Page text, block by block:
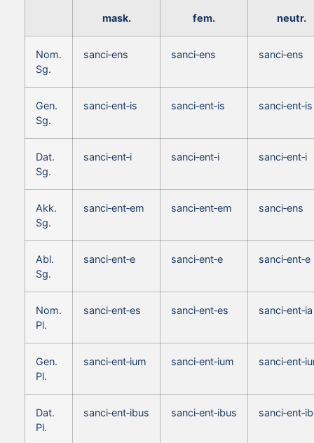
mask. fem. neutr.
Nom.
Sg.
sanci‑ens sanci‑ens sanci‑ens
Gen.
Sg.
sanci‑ent‑is sanci‑ent‑is sanci‑ent‑is
Dat.
Sg.
sanci‑ent‑i sanci‑ent‑i sanci‑ent‑i
Akk.
Sg.
sanci‑ent‑em sanci‑ent‑em sanci‑ens
Abl.
Sg.
sanci‑ent‑e sanci‑ent‑e sanci‑ent‑e
Nom.
Pl.
sanci‑ent‑es sanci‑ent‑es sanci‑ent‑ia
Gen.
Pl.
sanci‑ent‑ium sanci‑ent‑ium
Dat.
Pl.
sanci‑ent‑ibus sanci‑ent‑ibus